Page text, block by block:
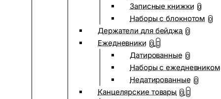
Записные книжки 0
Наборы с блокнотом 0
Держатели для бейджа 0
Ежедневники 0
Датированные 0
Наборы с ежедневником
Недатированные 0
Канцелярские товары 0